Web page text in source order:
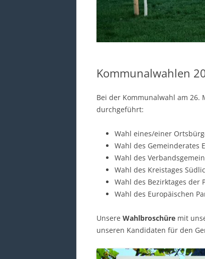
Kommunalwahlen
Bei der Kommunalwahl am 26.
durchgeführt:
Wahl eines/einer
Wahl des Gemeinderates
Wahl des
Wahl des Kreistages
Wahl des Bezirktages der
Wahl des Europäischen
Unsere Wahlbroschüre mit
unseren Kandidaten für den